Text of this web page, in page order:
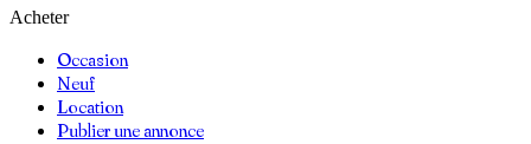
Acheter
Occasion
Neuf
Location
Publier une annonce